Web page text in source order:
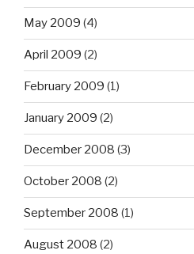
May 2009 (4)
April 2009 (2)
February 2009 (1)
January 2009 (2)
December 2008 (3)
October 2008 (2)
September 2008 (1)
August 2008 (2)